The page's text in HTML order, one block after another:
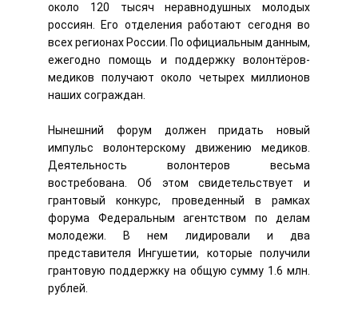
около 120 тысяч неравнодушных молодых
россиян. Его отделения работают сегодня во
всех регионах России. По официальным данным,
ежегодно помощь и поддержку волонтёров-
медиков получают около четырех миллионов
наших сограждан.
Нынешний форум должен придать новый
импульс волонтерскому движению медиков.
Деятельность волонтеров весьма
востребована. Об этом свидетельствует и
грантовый конкурс, проведенный в рамках
форума Федеральным агентством по делам
молодежи. В нем лидировали и два
представителя Ингушетии, которые получили
грантовую поддержку на общую сумму 1.6 млн.
рублей.